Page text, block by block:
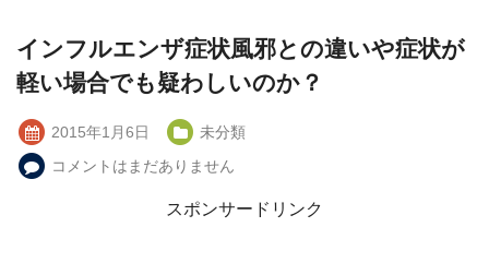
インフルエンザ症状風邪との違いや症状が
軽い場合でも疑わしいのか？
2015年1月6日
未分類
コメントはまだありません
スポンサードリンク